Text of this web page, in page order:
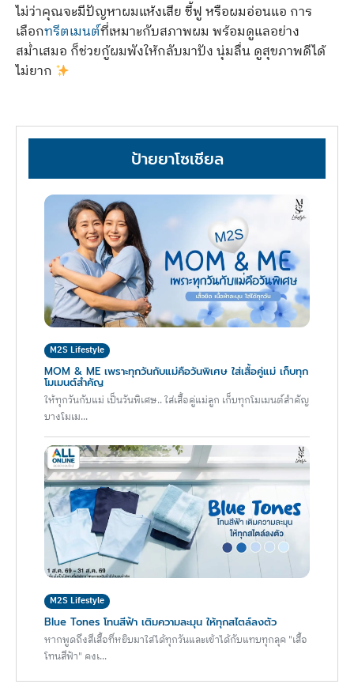
ไม่ว่าคุณจะมีปัญหาผมแห้งเสีย ชี้ฟู หรือผมอ่อนแอ การ
เลือกทรีตเมนต์ที่เหมาะกับสภาพผม พร้อมดูแลอย่าง
สม่ำเสมอ ก็ช่วยกู้ผมพังให้กลับมาปัง นุ่มลื่น ดูสุขภาพดีได้
ไม่ยาก
ป้ายยาโซเชียล
M2S Lifestyle
MOM & ME เพราะทุกวันกับแม่คือวันพิเศษ ใส่เสื้อคู่แม่ เก็บทุก
โมเมนต์สำคัญ
ให้ทุกวันกับแม่ เป็นวันพิเศษ.. ใส่เสื้อคู่แม่ลูก เก็บทุกโมเมนต์สำคัญ
บางโมเม...
M2S Lifestyle
Blue Tones โทนสีฟ้า เติมความละมุน ให้ทุกสไตล์ลงตัว
หากพูดถึงสีเสื้อที่หยิบมาใส่ได้ทุกวันและเข้าได้กับแทบทุกลุค "เสื้อ
โทนสีฟ้า" คงเ...